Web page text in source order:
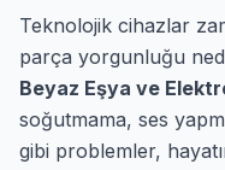
Teknolojik cihazlar
parça yorgunluğu
Beyaz Eşya ve
soğutmama, ses
gibi problemler,